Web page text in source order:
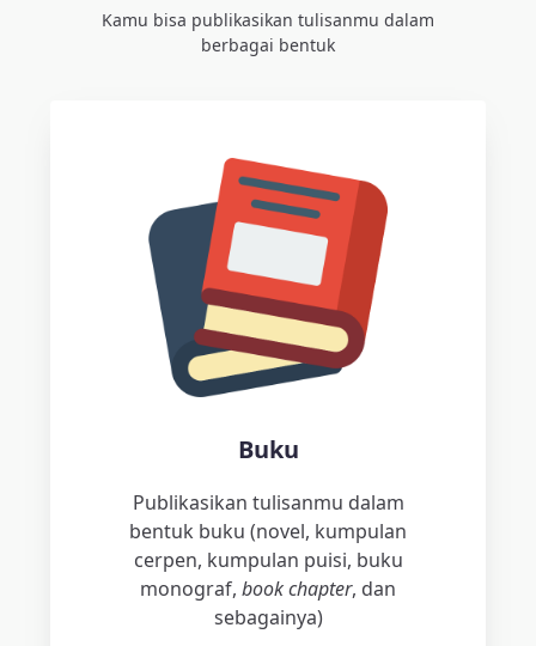
Kamu bisa publikasikan tulisanmu dalam
berbagai bentuk
Buku
Publikasikan tulisanmu dalam
bentuk buku (novel, kumpulan
cerpen, kumpulan puisi, buku
monograf, book chapter, dan
sebagainya)